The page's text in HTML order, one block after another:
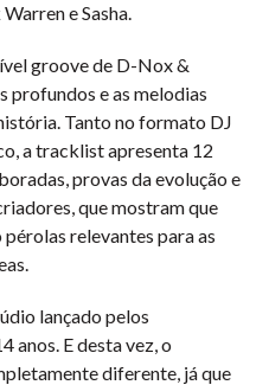
e Sasha.
groove de D-Nox &
profundos e as melodias
Tanto no formato DJ
a tracklist apresenta 12
provas da evolução e
que mostram que
relevantes para as
lançado pelos
anos. E desta vez, o
diferente, já que